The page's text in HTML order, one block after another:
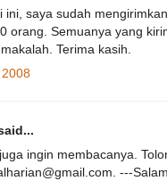
ini, saya sudah
orang. Semuanya yang
Terima kasih.
ingin membacanya.
---